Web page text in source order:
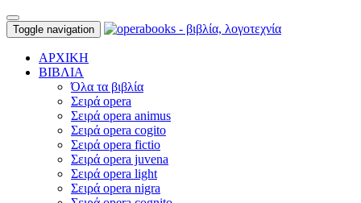
Toggle navigation
ΑΡΧΙΚΗ
ΒΙΒΛΙΑ
Όλα τα βιβλία
Σειρά opera
Σειρά opera animus
Σειρά opera cogito
Σειρά opera fictio
Σειρά opera juvena
Σειρά opera light
Σειρά opera nigra